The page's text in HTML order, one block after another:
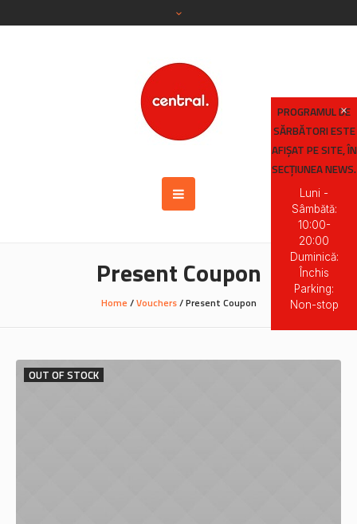
Present Coupon
Home /Vouchers/ Present Coupon
OUT OF STOCK
PROGRAMUL DE
SĂRBĂTORI ESTE
AFIȘAT PE SITE, ÎN
SECȚIUNEA NEWS.
Luni -
Sâmbătă:
10:00-
20:00
Duminică:
Închis
Parking:
Non-stop